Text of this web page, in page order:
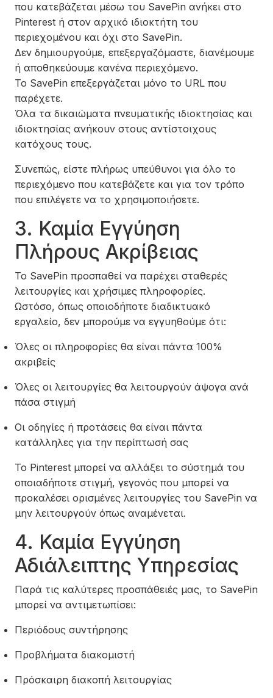
που κατεβάζεται μέσω του SavePin ανήκει στο
Pinterest ή στον αρχικό ιδιοκτήτη του
περιεχομένου και όχι στο SavePin.
Δεν δημιουργούμε, επεξεργαζόμαστε, διανέμουμε
ή αποθηκεύουμε κανένα περιεχόμενο.
Το SavePin επεξεργάζεται μόνο το URL που
παρέχετε.
Όλα τα δικαιώματα πνευματικής ιδιοκτησίας και
ιδιοκτησίας ανήκουν στους αντίστοιχους
κατόχους τους.
Συνεπώς, είστε πλήρως υπεύθυνοι για όλο το
περιεχόμενο που κατεβάζετε και για τον τρόπο
που επιλέγετε να το χρησιμοποιήσετε.
3. Καμία Εγγύηση
Πλήρους Ακρίβειας
Το SavePin προσπαθεί να παρέχει σταθερές
λειτουργίες και χρήσιμες πληροφορίες.
Ωστόσο, όπως οποιοδήποτε διαδικτυακό
εργαλείο, δεν μπορούμε να εγγυηθούμε ότι:
Όλες οι πληροφορίες θα είναι πάντα 100%
ακριβείς
Όλες οι λειτουργίες θα λειτουργούν άψογα ανά
πάσα στιγμή
Οι οδηγίες ή προτάσεις θα είναι πάντα
κατάλληλες για την περίπτωσή σας
Το Pinterest μπορεί να αλλάξει το σύστημά του
οποιαδήποτε στιγμή, γεγονός που μπορεί να
προκαλέσει ορισμένες λειτουργίες του SavePin να
μην λειτουργούν όπως αναμένεται.
4. Καμία Εγγύηση
Αδιάλειπτης Υπηρεσίας
Παρά τις καλύτερες προσπάθειές μας, το SavePin
μπορεί να αντιμετωπίσει:
Περιόδους συντήρησης
Προβλήματα διακομιστή
Πρόσκαιρη διακοπή λειτουργίας